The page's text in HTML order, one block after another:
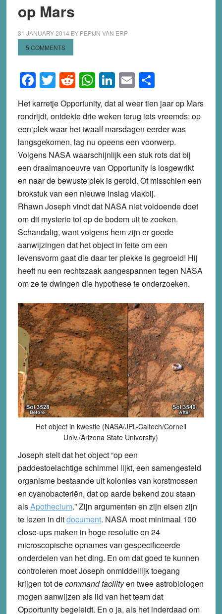
op Mars
31 JANUARY 2014 BY PEPIJN VAN ERP
5 COMMENTS
Facebook
Twitter
Reddit
WhatsApp
LinkedIn
EmailShare
Het karretje Opportunity, dat al weer tien jaar op Mars
rondrijdt, ontdekte drie weken terug iets vreemds: op
een plek waar het twaalf marsdagen eerder was
langsgekomen, lag nu opeens een voorwerp.
Volgens NASA waarschijnlijk een stuk rots dat bij
een draaimanoeuvre van Opportunity is losgewrikt
en naar de bewuste plek is gerold. Of misschien een
brokstuk van een nieuwe inslag vlakbij.
Rhawn Joseph vindt dat NASA niet voldoende doet
om dit mysterie tot op de bodem uit te zoeken.
Schandalig, want volgens hem zijn er goede
aanwijzingen dat het object in feite om een
levensvorm gaat die daar ter plekke is gegroeid! Hij
heeft nu een rechtszaak aangespannen tegen NASA
om ze te dwingen die hypothese te onderzoeken.
Het object in kwestie (NASA/JPL-Caltech/Cornell
Univ./Arizona State University)
Joseph stelt dat het object “op een
paddestoelachtige schimmel lijkt, een samengesteld
organisme bestaande uit kolonies van korstmossen
en cyanobacteriën, dat op aarde bekend zou staan
alsApothecium.” Zijn argumenten en zijn eisen zijn
te lezen in ditdocument. NASA moet minimaal 100
close-ups maken in hoge resolutie en 24
microscopische opnames van gespecificeerde
onderdelen van het ding. En om dat goed te kunnen
controleren moet Joseph onmiddellijk toegang
krijgen tot decommand facilityen twee astrobiologen
mogen aanwijzen als lid van het team dat
Opportunity begeleidt. En o ja, als het inderdaad om